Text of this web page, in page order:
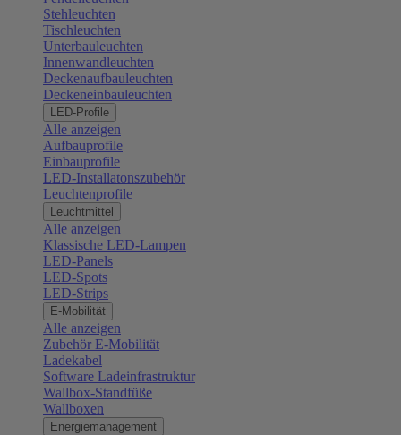
Stehleuchten
Tischleuchten
Unterbauleuchten
Innenwandleuchten
Deckenaufbauleuchten
Deckeneinbauleuchten
LED-Profile
Alle anzeigen
Aufbauprofile
Einbauprofile
LED-Installatonszubehör
Leuchtenprofile
Leuchtmittel
Alle anzeigen
Klassische LED-Lampen
LED-Panels
LED-Spots
LED-Strips
E-Mobilität
Alle anzeigen
Zubehör E-Mobilität
Ladekabel
Software Ladeinfrastruktur
Wallbox-Standfüße
Wallboxen
Energiemanagement